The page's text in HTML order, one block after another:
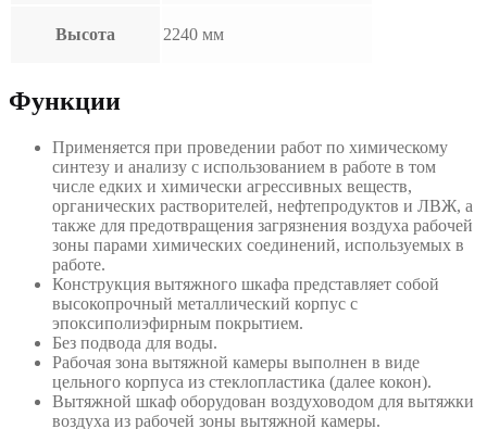
Высота 2240 мм
Функции
Применяется при проведении работ по химическому
синтезу и анализу с использованием в работе в том
числе едких и химически агрессивных веществ,
органических растворителей, нефтепродуктов и ЛВЖ, а
также для предотвращения загрязнения воздуха рабочей
зоны парами химических соединений, используемых в
работе.
Конструкция вытяжного шкафа представляет собой
высокопрочный металлический корпус с
эпоксиполиэфирным покрытием.
Без подвода для воды.
Рабочая зона вытяжной камеры выполнен в виде
цельного корпуса из стеклопластика (далее кокон).
Вытяжной шкаф оборудован воздуховодом для вытяжки
воздуха из рабочей зоны вытяжной камеры.